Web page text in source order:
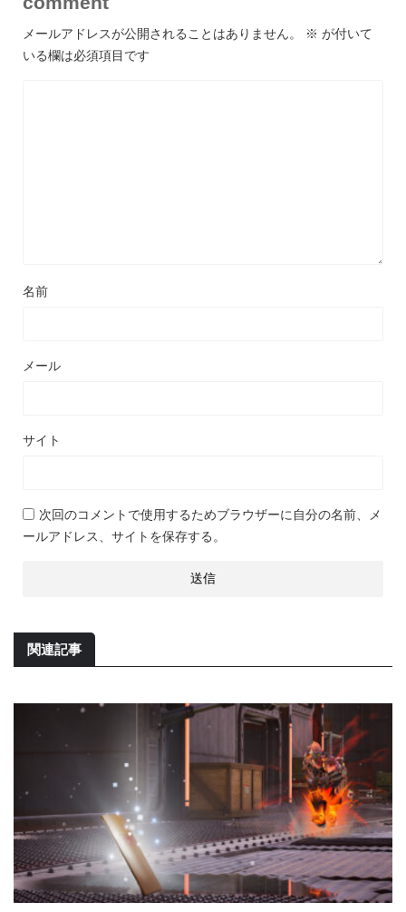
メールアドレスが公開されることはありません。 ※ が付いて
いる欄は必須項目です
名前
メール
サイト
次回のコメントで使用するためブラウザーに自分の名前、メ
ールアドレス、サイトを保存する。
関連記事